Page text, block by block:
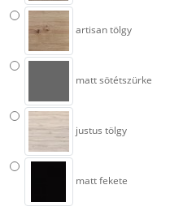
artisan tölgy
matt sötétszürke
justus tölgy
matt fekete